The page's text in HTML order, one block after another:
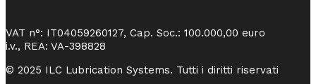
VAT n°: IT04059260127, Cap. Soc.: 100.000,00 euro
i.v., REA: VA-398828
© 2025 ILC Lubrication Systems. Tutti i diritti riservati